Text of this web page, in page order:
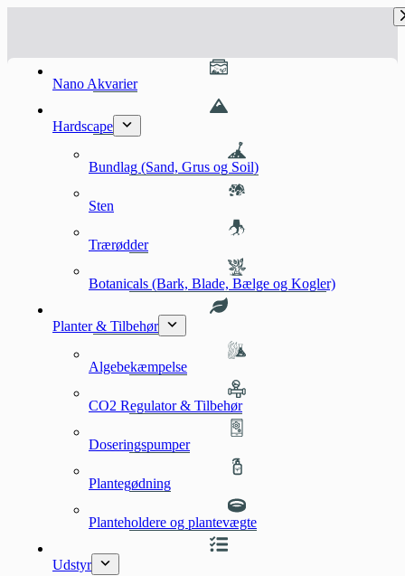
Nano Akvarier
Hardscape
Bundlag (Sand, Grus og Soil)
Sten
Trærødder
Botanicals (Bark, Blade, Bælge og Kogler)
Planter & Tilbehør
Algebekæmpelse
CO2 Regulator & Tilbehør
Doseringspumper
Plantegødning
Planteholdere og plantevægte
Udstyr